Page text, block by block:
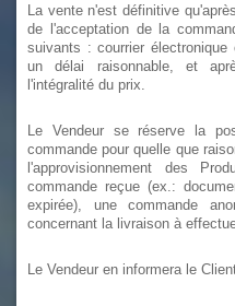
La vente n'est définitive
de l'acceptation de la
suivants : courrier
un délai raisonnable, et
l'intégralité du prix.
Le Vendeur se réserve la
commande pour quelle que
l'approvisionnement des
commande reçue (ex.:
expirée), une commande
concernant la livraison à
Le Vendeur en informera le